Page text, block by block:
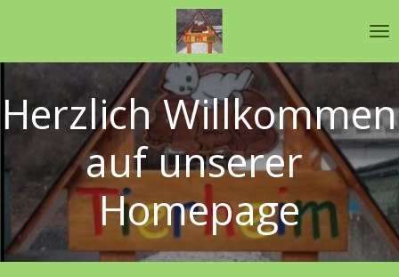
springen
Herzlich Willkommen
auf unserer
Homepage